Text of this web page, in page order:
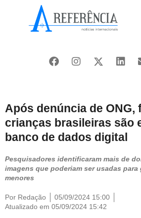
Após denúncia de ONG,
crianças brasileiras são
banco de dados digital
Pesquisadores identificaram mais de
imagens que poderiam ser usadas para
menores
Por Redação
05/09/2024 15:00
Atualizado em 05/09/2024 15:42